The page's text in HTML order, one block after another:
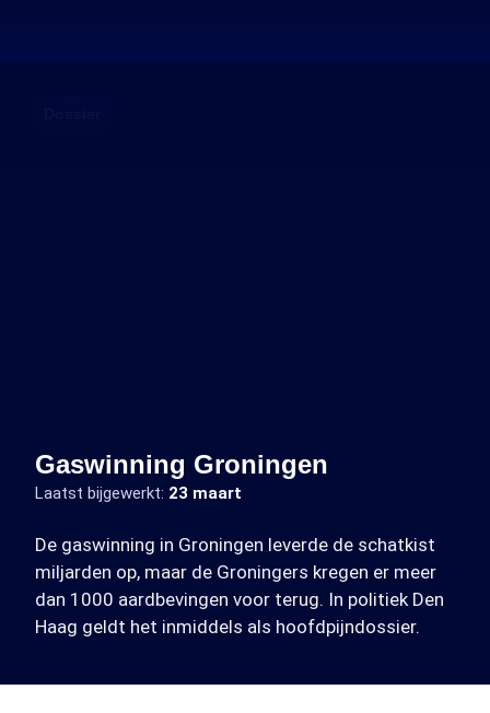
Gaswinning Groningen
Laatst bijgewerkt: 23 maart
De gaswinning in Groningen leverde de schatkist
miljarden op, maar de Groningers kregen er meer
dan 1000 aardbevingen voor terug. In politiek Den
Haag geldt het inmiddels als hoofdpijndossier.